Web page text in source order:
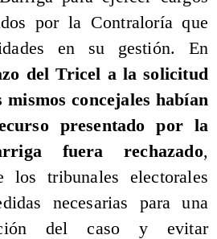
por la Contraloría que
en su gestión. En
del Tricel a la solicitud
mismos concejales habían
presentado por la
fuera rechazado,
los tribunales electorales
necesarias para una
del caso y evitar